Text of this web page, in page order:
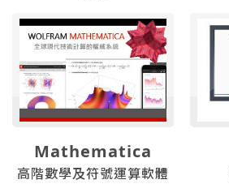
Mathematica
高階數學及符號運算軟體